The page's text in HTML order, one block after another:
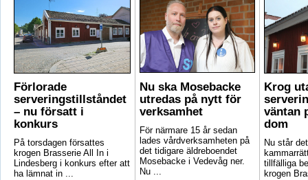
Förlorade
serveringstillståndet
– nu försatt i
konkurs
På torsdagen försattes
krogen Brasserie All In i
Lindesberg i konkurs efter att
ha lämnat in ...
Nu ska Mosebacke
utredas på nytt för
verksamhet
För närmare 15 år sedan
lades vårdverksamheten på
det tidigare äldreboendet
Mosebacke i Vedevåg ner.
Nu ...
Krog
väntan
dom
Nu står
tillfälliga
krogen